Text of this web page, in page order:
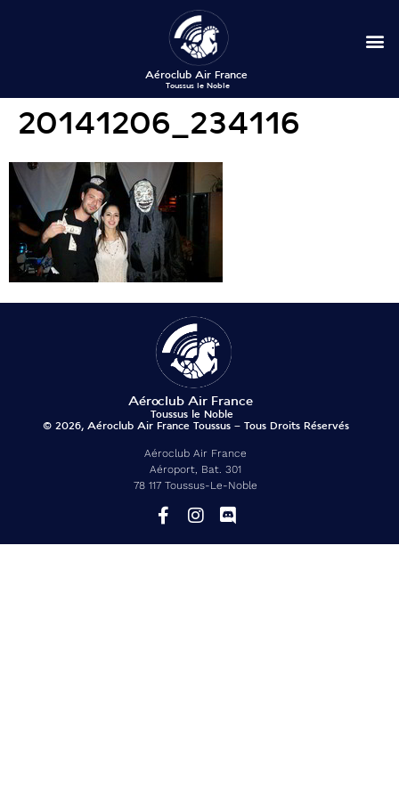
20141206_234116
© 2026, Aéroclub Air France Toussus – Tous Droits Réservés
Aéroclub Air France
Aéroport, Bat. 301
78 117 Toussus-Le-Noble